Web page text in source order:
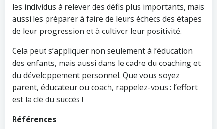
les individus à relever des défis plus importants, mais
aussi les préparer à faire de leurs échecs des étapes
de leur progression et à cultiver leur positivité.
Cela peut s’appliquer non seulement à l’éducation
des enfants, mais aussi dans le cadre du coaching et
du développement personnel. Que vous soyez
parent, éducateur ou coach, rappelez-vous : l’effort
est la clé du succès !
Références